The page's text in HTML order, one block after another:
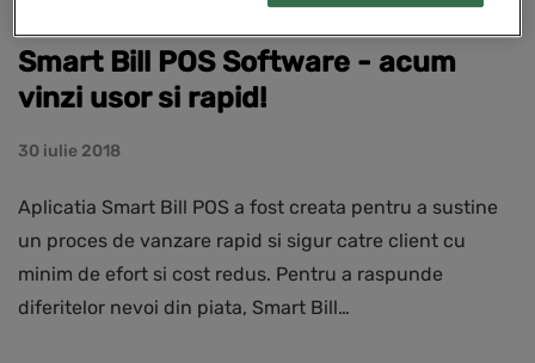
Smart Bill POS Software - acum
vinzi usor si rapid!
30 iulie 2018
Aplicatia Smart Bill POS a fost creata pentru a sustine
un proces de vanzare rapid si sigur catre client cu
minim de efort si cost redus. Pentru a raspunde
diferitelor nevoi din piata, Smart Bill…